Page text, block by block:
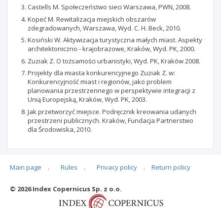
Castells M. Społeczeństwo sieci Warszawa, PWN, 2008.
Kopeć M. Rewitalizacja miejskich obszarów
zdegradowanych, Warszawa, Wyd. C. H. Beck, 2010.
Kosiński W. Aktywizacja turystyczna małych miast. Aspekty
architektoniczno - krajobrazowe, Kraków, Wyd. PK, 2000.
Zuziak Z. O tożsamości urbanistyki, Wyd. PK, Kraków 2008.
Projekty dla miasta konkurencyjnego Zuziak Z. w:
Konkurencyjność miast i regionów, jako problem
planowania przestrzennego w perspektywie integracji z
Unią Europejską, Kraków, Wyd. PK, 2003.
Jak przetworzyć miejsce. Podręcznik kreowania udanych
przestrzeni publicznych. Kraków, Fundacja Partnerstwo
dla Środowiska, 2010.
Articles quoting
Main page . Rules . Privacy policy . Return policy
© 2026 Index Copernicus Sp. z o.o.